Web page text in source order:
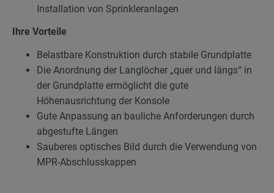
Installation von Sprinkleranlagen
Ihre Vorteile
Belastbare Konstruktion durch stabile Grundplatte
Die Anordnung der Langlöcher „quer und längs“ in
der Grundplatte ermöglicht die gute
Höhenausrichtung der Konsole
Gute Anpassung an bauliche Anforderungen durch
abgestufte Längen
Sauberes optisches Bild durch die Verwendung von
MPR-Abschlusskappen